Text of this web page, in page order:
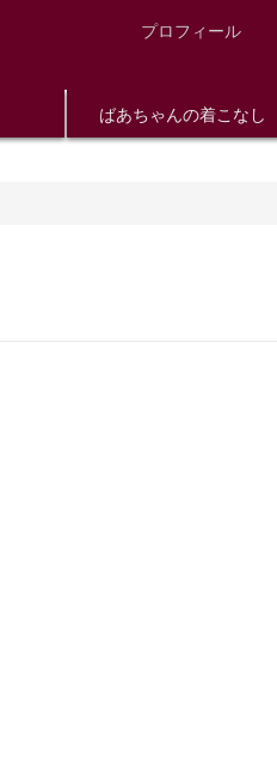
プロフィール
ばあちゃんの着こなし